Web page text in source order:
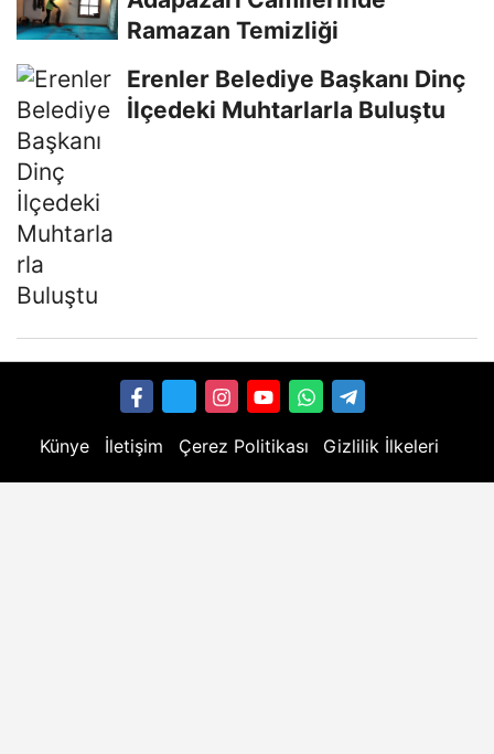
Ramazan Temizliği
Erenler Belediye Başkanı Dinç
İlçedeki Muhtarlarla Buluştu
Künye İletişim Çerez Politikası Gizlilik İlkeleri